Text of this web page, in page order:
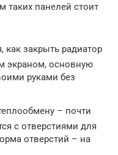
таких панелей стоит
как закрыть радиатор
экраном, основную
руками без
– почти
с отверстиями для
отверстий – на